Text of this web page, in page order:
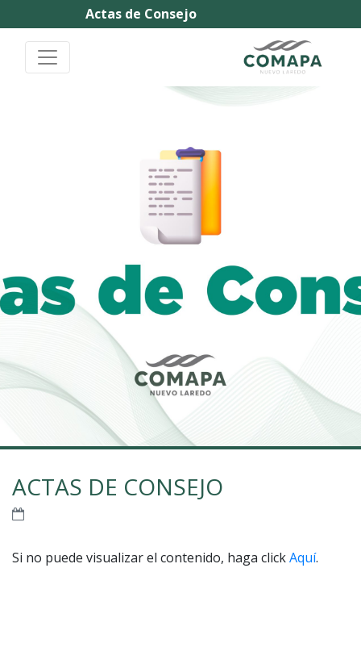
Actas de Consejo
ACTAS DE CONSEJO
Si no puede visualizar el contenido, haga clickAquí.